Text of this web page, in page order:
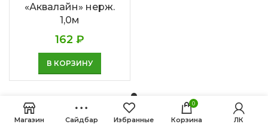
«Аквалайн» нерж.
1,0м
162 ₽
В КОРЗИНУ
Магазин Сайдбар Избранные
0
Корзина ЛК